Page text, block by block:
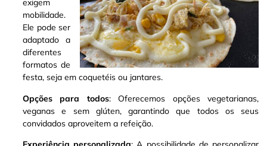
exigem
mobilidade.
Ele pode ser
adaptado a
diferentes
formatos de
festa, seja em coquetéis ou jantares.
Opções para todos: Oferecemos opções vegetarianas,
veganas e sem glúten, garantindo que todos os seus
convidados aproveitem a refeição.